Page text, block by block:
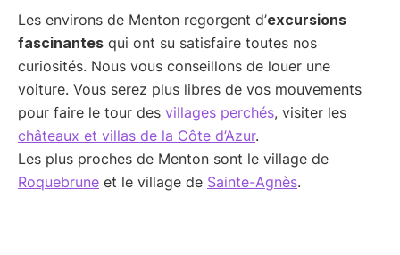
Les environs de Menton regorgent d’excursions
fascinantes qui ont su satisfaire toutes nos
curiosités. Nous vous conseillons de louer une
voiture. Vous serez plus libres de vos mouvements
pour faire le tour des villages perchés, visiter les
châteaux et villas de la Côte d’Azur.
Les plus proches de Menton sont le village de
Roquebrune et le village de Sainte-Agnès.